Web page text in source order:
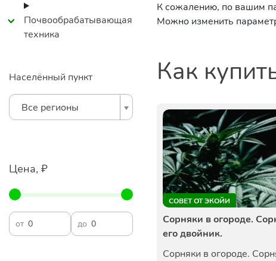
Почвообрабатывающая
техника
Населённый пункт
Все регионы
Цена, ₽
от до
К сожалению, по вашим
Можно изменить
Как
СОВЕТ ОТ ЭКОЙИ
Сорняки в огороде.
его двойник.
Сорняки в огороде.